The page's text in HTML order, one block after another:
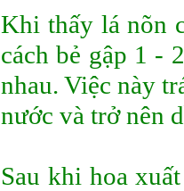
Khi thấy lá nõn
cách bẻ gập 1 -
nhau. Việc này
nước và trở nên
Sau khi hoa